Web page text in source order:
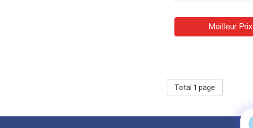
Meilleur Prix
Total 1 page